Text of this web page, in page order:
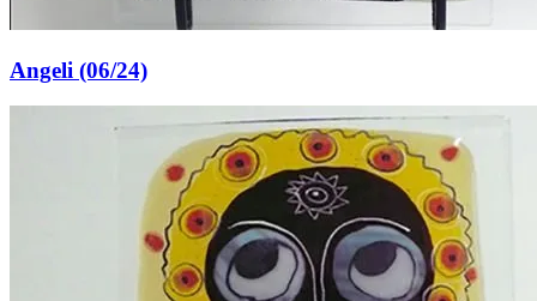
Angeli (06/24)